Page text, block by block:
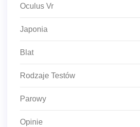
Oculus Vr
Japonia
Blat
Rodzaje Testów
Parowy
Opinie